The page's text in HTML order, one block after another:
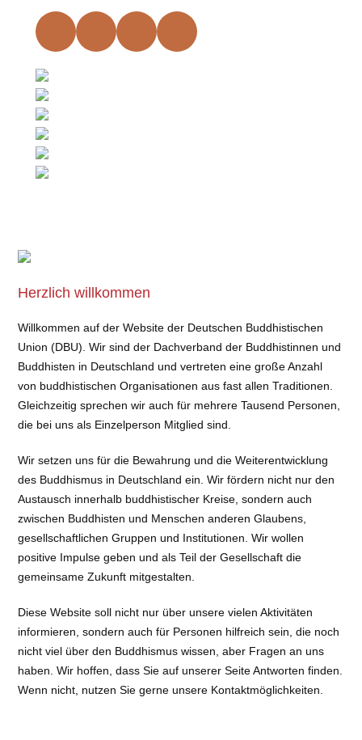
Herzlich willkommen
Willkommen auf der Website der Deutschen Buddhistischen
Union (DBU). Wir sind der Dachverband der Buddhistinnen und
Buddhisten in Deutschland und vertreten eine große Anzahl
von buddhistischen Organisationen aus fast allen Traditionen.
Gleichzeitig sprechen wir auch für mehrere Tausend Personen,
die bei uns als Einzelperson Mitglied sind.
Wir setzen uns für die Bewahrung und die Weiterentwicklung
des Buddhismus in Deutschland ein. Wir fördern nicht nur den
Austausch innerhalb buddhistischer Kreise, sondern auch
zwischen Buddhisten und Menschen anderen Glaubens,
gesellschaftlichen Gruppen und Institutionen. Wir wollen
positive Impulse geben und als Teil der Gesellschaft die
gemeinsame Zukunft mitgestalten.
Diese Website soll nicht nur über unsere vielen Aktivitäten
informieren, sondern auch für Personen hilfreich sein, die noch
nicht viel über den Buddhismus wissen, aber Fragen an uns
haben. Wir hoffen, dass Sie auf unserer Seite Antworten finden.
Wenn nicht, nutzen Sie gerne unsere Kontaktmöglichkeiten.